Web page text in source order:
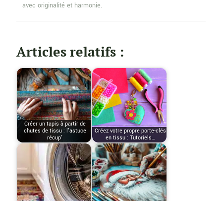
avec originalité et harmonie.
Articles relatifs :
Créer un tapis à partir de
chutes de tissu : l'astuce
récup'
Créez votre propre porte-clés
en tissu : Tutoriels…